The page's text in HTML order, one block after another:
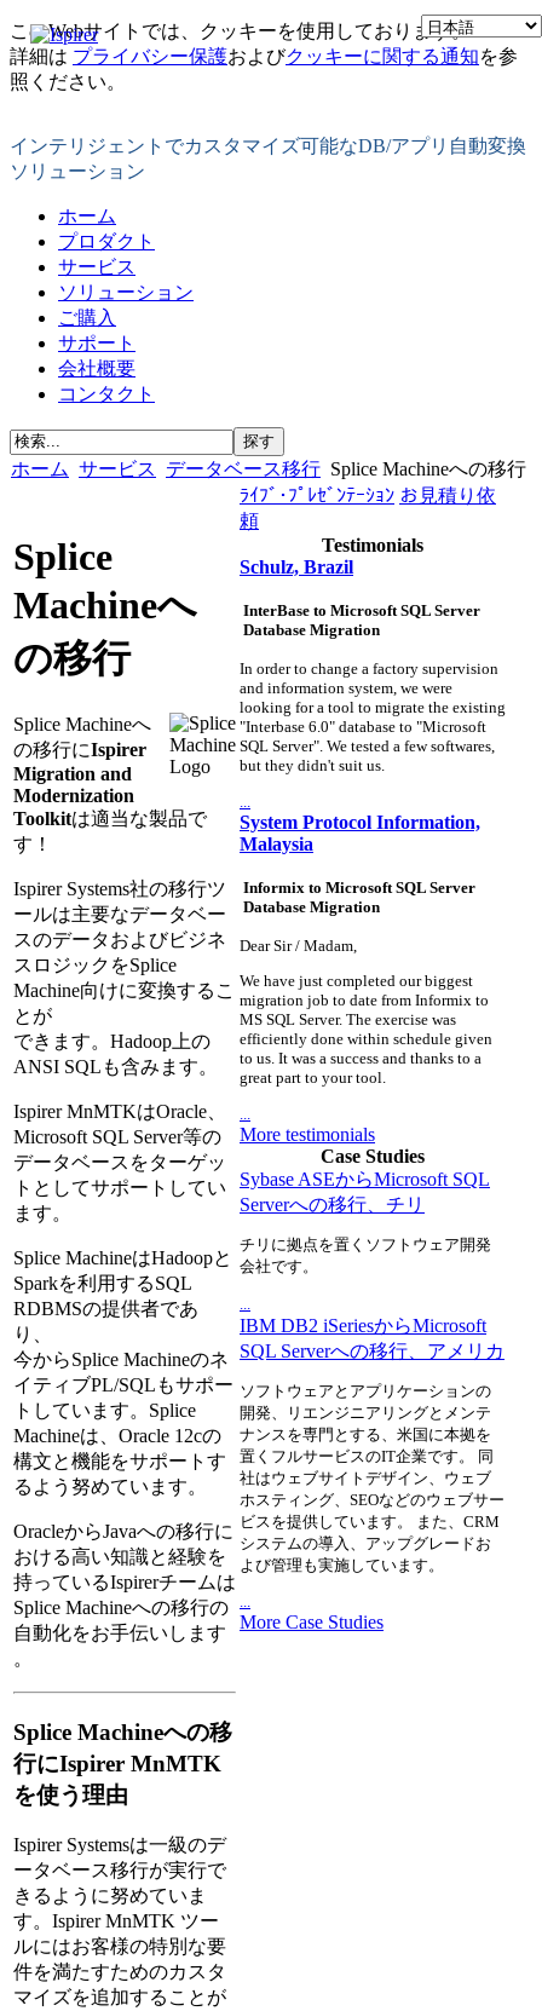
このWebサイトでは、クッキーを使用しております。
詳細は プライバシー保護およびクッキーに関する通知を参
照ください。
インテリジェントでカスタマイズ可能なDB/アプリ自動変換
ソリューション
ホーム
プロダクト
サービス
ソリューション
ご購入
サポート
会社概要
コンタクト
ホーム サービス データベース移行 Splice Machineへの移行
Splice
Machineへ
の移行
Splice Machineへ
の移行にIspirer
Migration and
Modernization
Toolkitは適当な製品で
す！
Ispirer Systems社の移行ツ
ールは主要なデータベー
スのデータおよびビジネ
スロジックをSplice
Machine向けに変換するこ
とが
できます。Hadoop上の
ANSI SQLも含みます。
Ispirer MnMTKはOracle、
Microsoft SQL Server等の
データベースをターゲッ
トとしてサポートしてい
ます。
Splice MachineはHadoopと
Sparkを利用するSQL
RDBMSの提供者であ
り、
今からSplice Machineのネ
イティブPL/SQLもサポー
トしています。Splice
Machineは、Oracle 12cの
構文と機能をサポートす
るよう努めています。
OracleからJavaへの移行に
おける高い知識と経験を
持っているIspirerチームは
Splice Machineへの移行の
自動化をお手伝いします
。
Splice Machineへの移
行にIspirer MnMTK
を使う理由
Ispirer Systemsは一級のデ
ータベース移行が実行で
きるように努めていま
す。Ispirer MnMTK ツー
ルにはお客様の特別な要
件を満たすためのカスタ
マイズを追加することが
ﾗｲﾌﾞ･ﾌﾟﾚｾﾞﾝﾃｰｼｮﾝ お見積り依
頼
Testimonials
Schulz, Brazil
InterBase to Microsoft SQL Server
Database Migration
In order to change a factory supervision
and information system, we were
looking for a tool to migrate the existing
"Interbase 6.0" database to "Microsoft
SQL Server". We tested a few softwares,
but they didn't suit us.
System Protocol Information,
Malaysia
Informix to Microsoft SQL Server
Database Migration
Dear Sir / Madam,
We have just completed our biggest
migration job to date from Informix to
MS SQL Server. The exercise was
efficiently done within schedule given
to us. It was a success and thanks to a
great part to your tool.
More testimonials
Case Studies
Sybase ASEからMicrosoft SQL
Serverへの移行、チリ
チリに拠点を置くソフトウェア開発
会社です。
IBM DB2 iSeriesからMicrosoft
SQL Serverへの移行、アメリカ
ソフトウェアとアプリケーションの
開発、リエンジニアリングとメンテ
ナンスを専門とする、米国に本拠を
置くフルサービスのIT企業です。 同
社はウェブサイトデザイン、ウェブ
ホスティング、SEOなどのウェブサー
ビスを提供しています。 また、CRM
システムの導入、アップグレードお
よび管理も実施しています。
...
More Case Studies